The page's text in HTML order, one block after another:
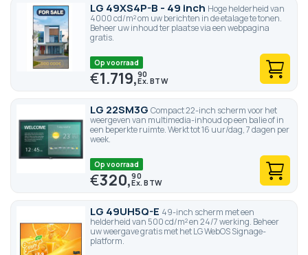
LG 49XS4P-B - 49 inch Hoge helderheid van
4000 cd/m² om uw berichten in de etalage te tonen.
Beheer uw inhoud ter plaatse via een webpagina
gratis.
Op voorraad
€1.719,90
LG 22SM3G Compact 22-inch scherm voor het
weergeven van multimedia-inhoud op een balie of in
een beperkte ruimte. Werkt tot 16 uur/dag, 7 dagen per
week.
Op voorraad
€320,90
LG 49UH5Q-E 49-inch scherm met een
helderheid van 500 cd/m² en 24/7 werking. Beheer
uw weergave gratis met het LG WebOS Signage-
platform.